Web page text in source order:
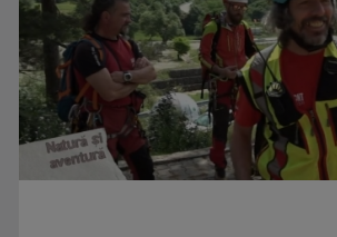
CULT@RT
Emisiunea CULT@rt își propune să aducă mai ...
ORBAN KATALIN
Jurnalist TV - Compartiment Minorități TVR ...